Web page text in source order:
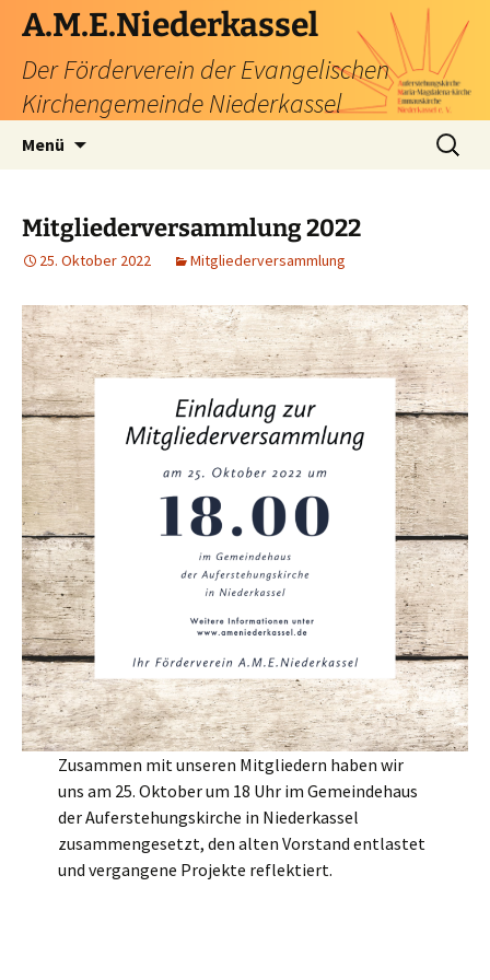
Zum
Inhalt
springen
A.M.E.Niederkassel
Der Förderverein der Evangelischen
Kirchengemeinde Niederkassel
Menü
Suchen
nach:
Mitgliederversammlung 2022
25. Oktober 2022 Mitgliederversammlung
Zusammen mit unseren Mitgliedern haben wir
uns am 25. Oktober um 18 Uhr im Gemeindehaus
der Auferstehungskirche in Niederkassel
zusammengesetzt, den alten Vorstand entlastet
und vergangene Projekte reflektiert.